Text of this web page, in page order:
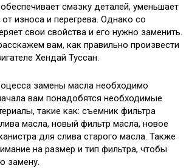
смазку деталей, уменьшает
износа и перегрева. Однако со
свои свойства и его нужно заменить.
вам, как правильно произвести
Хендай Туссан.
замены масла необходимо
вам понадобятся необходимые
такие как: съемник фильтра
масла, новый фильтр масла, новое
для слива старого масла. Также
на размер и тип фильтра, чтобы
замену.